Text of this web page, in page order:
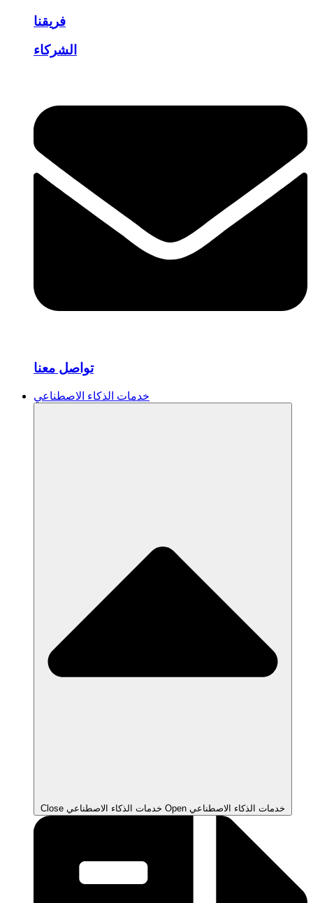
فريقنا
الشركاء
تواصل معنا
خدمات الذكاء الاصطناعي
Close خدمات الذكاء الاصطناعي Open خدمات الذكاء الاصطناعي